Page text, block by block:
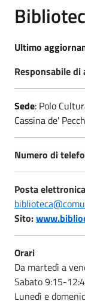
Ultimo
Responsabile di
Sede: Polo
Cassina de'
Numero di
Posta
Sito:
Orari
Da martedì a
Sabato 9:15-
Lunedì e